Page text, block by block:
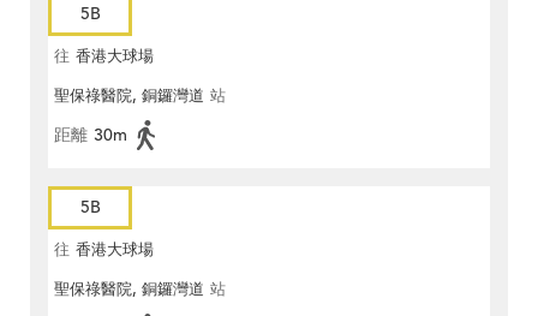
5B
往 香港大球場
聖保祿醫院, 銅鑼灣道 站
距離 30m
5B
往 香港大球場
聖保祿醫院, 銅鑼灣道 站